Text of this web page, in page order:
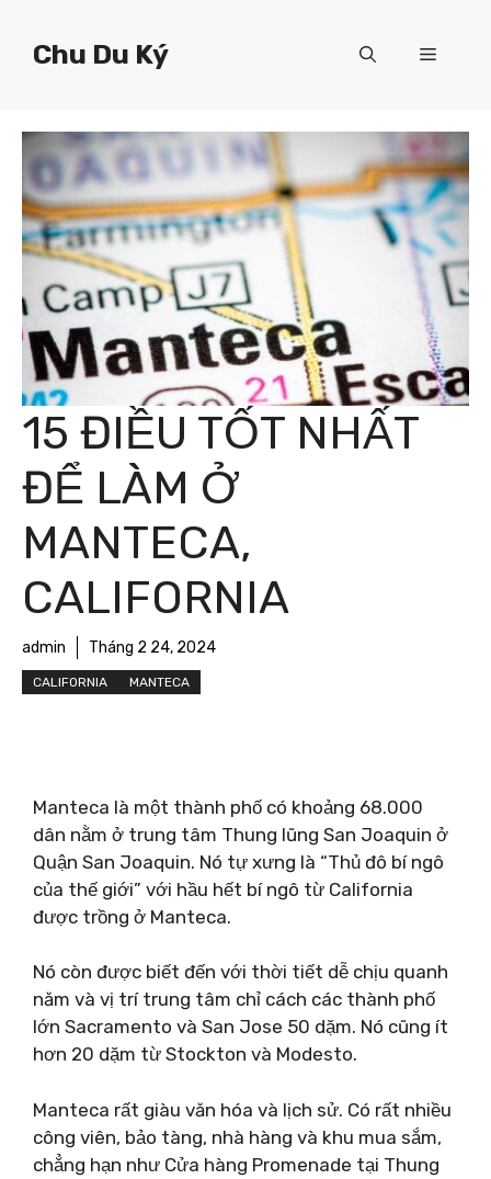
Chu Du Ký Menu
15 ĐIỀU TỐT NHẤT
ĐỂ LÀM Ở
MANTECA,
CALIFORNIA
admin Tháng 2 24, 2024
CALIFORNIA MANTECA
Manteca là một thành phố có khoảng 68.000
dân nằm ở trung tâm Thung lũng San Joaquin ở
Quận San Joaquin. Nó tự xưng là “Thủ đô bí ngô
của thế giới” với hầu hết bí ngô từ California
được trồng ở Manteca.
Nó còn được biết đến với thời tiết dễ chịu quanh
năm và vị trí trung tâm chỉ cách các thành phố
lớn Sacramento và San Jose 50 dặm. Nó cũng ít
hơn 20 dặm từ Stockton và Modesto.
Manteca rất giàu văn hóa và lịch sử. Có rất nhiều
công viên, bảo tàng, nhà hàng và khu mua sắm,
chẳng hạn như Cửa hàng Promenade tại Thung